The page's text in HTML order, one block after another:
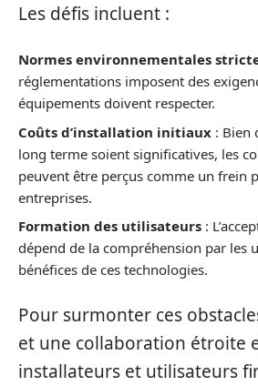
Les défis incluent :
Normes environnementales
réglementations imposent des
équipements doivent respecter.
Coûts d’installation initiaux : Bien
long terme soient significatives, les
peuvent être perçus comme un frein
entreprises.
Formation des utilisateurs :
dépend de la compréhension par les
bénéfices de ces technologies.
Pour surmonter ces
et une collaboration étroite
installateurs et utilisateurs